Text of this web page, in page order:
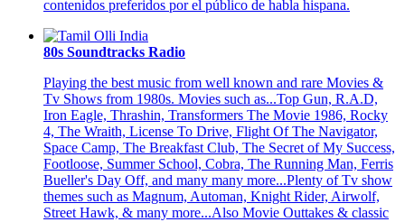
contenidos preferidos por el público de habla hispana.
80s Soundtracks Radio
Playing the best music from well known and rare Movies &
Tv Shows from 1980s. Movies such as...Top Gun, R.A.D,
Iron Eagle, Thrashin, Transformers The Movie 1986, Rocky
4, The Wraith, License To Drive, Flight Of The Navigator,
Space Camp, The Breakfast Club, The Secret of My Success,
Footloose, Summer School, Cobra, The Running Man, Ferris
Bueller's Day Off, and many many more...Plenty of Tv show
themes such as Magnum, Automan, Knight Rider, Airwolf,
Street Hawk, & many more...Also Movie Outtakes & classic